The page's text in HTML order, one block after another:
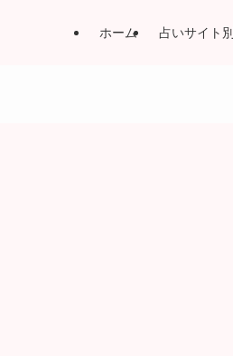
ホーム 占いサイト別